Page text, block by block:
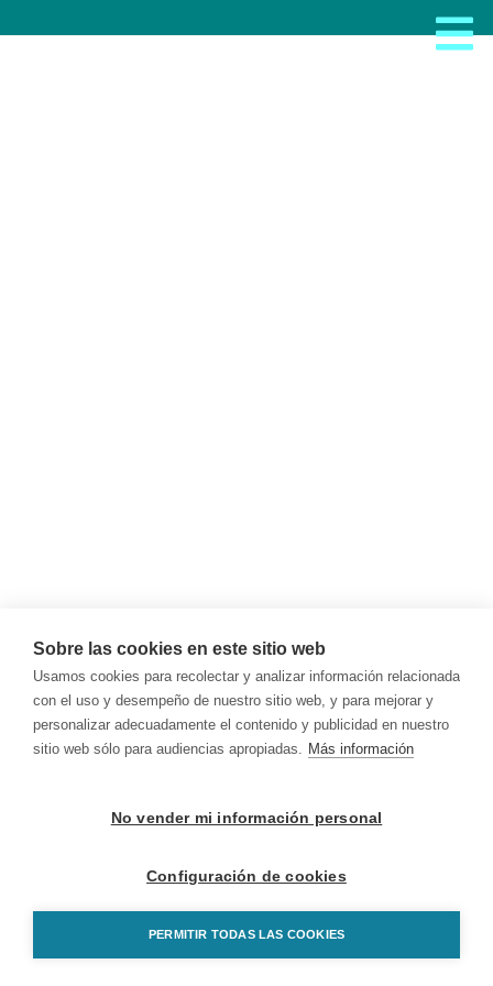
Sobre las cookies en este sitio web
Usamos cookies para recolectar y analizar información relacionada
con el uso y desempeño de nuestro sitio web, y para mejorar y
personalizar adecuadamente el contenido y publicidad en nuestro
sitio web sólo para audiencias apropiadas. Más información
No vender mi información personal
Configuración de cookies
PERMITIR TODAS LAS COOKIES